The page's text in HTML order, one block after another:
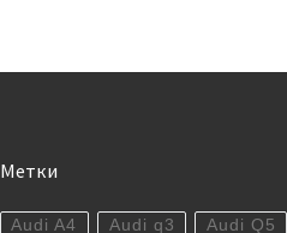
Метки
Audi A4 Audi q3 Audi Q5